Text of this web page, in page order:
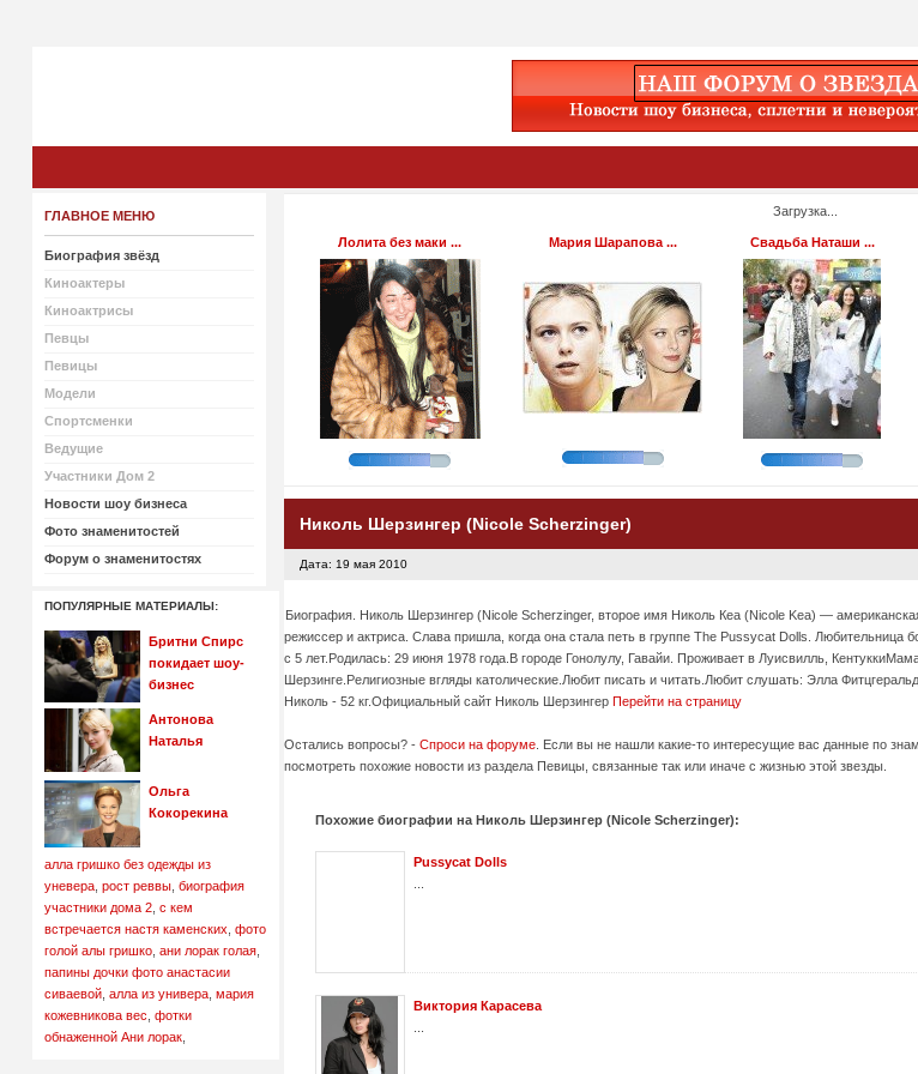
ГЛАВНОЕ МЕНЮ
Биография звёзд
Киноактеры
Киноактрисы
Певцы
Певицы
Модели
Спортсменки
Ведущие
Участники Дом 2
Новости шоу бизнеса
Фото знаменитостей
Форум о знаменитостях
ПОПУЛЯРНЫЕ МАТЕРИАЛЫ:
Бритни Спирс
покидает шоу-
бизнес
Антонова
Наталья
Ольга
Кокорекина
алла гришко без одежды из
уневера, рост реввы, биография
участники дома 2, с кем
встречается настя каменских фото
голой алы гришко, ани лорак голая,
папины дочки фото анастасии
сиваевой, алла из универа, мария
кожевникова вес фотки
обнаженной Ани лорак,
Загрузка...
Лолита без маки ... Мария Шарапова ... Свадьба Наташи ...
Николь Шерзингер (Nicole Scherzinger)
Дата: 19 мая 2010
Биография. Николь Шерзингер (Nicole Scherzinger, второе имя Николь Кеа (Nicole Kea) —
режиссер и актриса. Слава пришла, когда она стала петь в группе The Pussycat Dolls.
с 5 лет.Родилась: 29 июня 1978 года.В городе Гонолулу, Гавайи. Проживает в Луисвилль,
Шерзинге.Религиозные вгляды католические.Любит писать и читать.Любит слушать: Элла
Николь - 52 кг.Официальный сайт Николь Шерзингер Перейти на страницу
Остались вопросы? - Спроси на форуме. Если вы не нашли какие-то интересущие вас данные по
посмотреть похожие новости из раздела Певицы, связанные так или иначе с жизнью этой звезды.
Похожие биографии на Николь Шерзингер (Nicole Scherzinger):
Pussycat Dolls
Виктория Карасева